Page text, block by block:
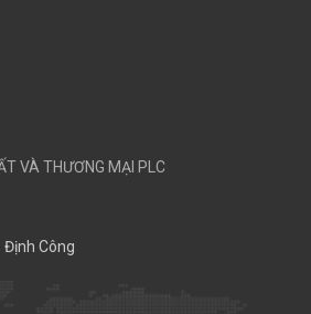
VÀ THƯƠNG MẠI PLC
Công